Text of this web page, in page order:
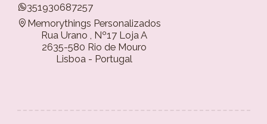
351930687257
Memorythings Personalizados
Rua Urano , Nº17 Loja A
2635-580 Rio de Mouro
Lisboa - Portugal